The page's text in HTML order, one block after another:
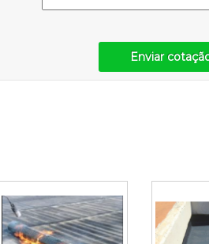
Enviar